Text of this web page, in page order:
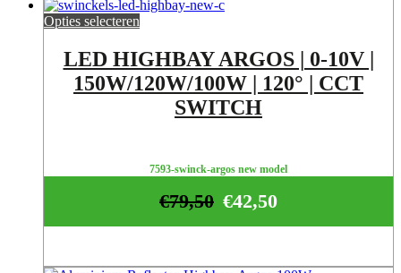
Opties selecteren
LED HIGHBAY ARGOS | 0-10V |
150W/120W/100W | 120° | CCT
SWITCH
7593-swinck-argos new model
€42,50
€79,50